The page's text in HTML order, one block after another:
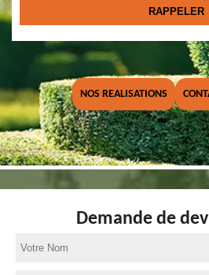
NOS REALISATIONS
Demande de